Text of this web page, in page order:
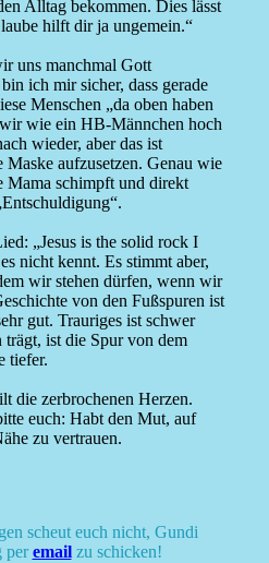
Alltag bekommen. Dies lässt
hilft dir ja ungemein.“
uns manchmal Gott
ich mir sicher, dass gerade
Menschen „da oben haben
wie ein HB-Männchen hoch
wieder, aber das ist
Maske aufzusetzen. Genau wie
schimpft und direkt
„Jesus is the solid rock I
nicht kennt. Es stimmt aber,
wir stehen dürfen, wenn wir
von den Fußspuren ist
gut. Trauriges ist schwer
trägt, ist die Spur von dem
tiefer.
die zerbrochenen Herzen.
euch: Habt den Mut, auf
zu vertrauen.
scheut euch nicht, Gundi
peremailzu schicken!